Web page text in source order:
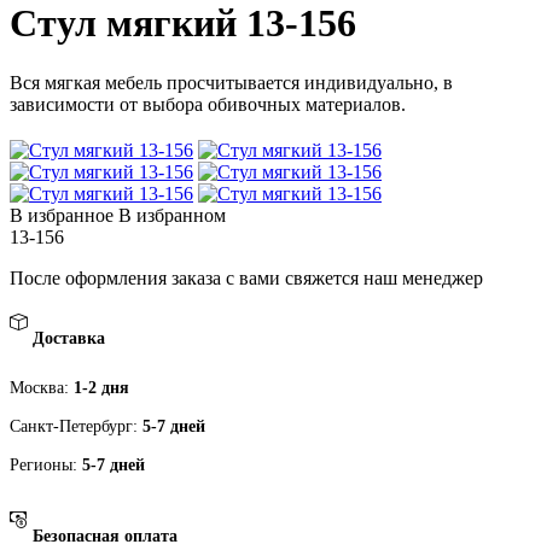
Стул мягкий 13-156
Вся мягкая мебель просчитывается индивидуально, в
зависимости от выбора обивочных материалов.
В избранное В избранном
13-156
После оформления заказа с вами свяжется наш менеджер
Доставка
Москва: 1-2 дня
Санкт-Петербург: 5-7 дней
Регионы: 5-7 дней
Безопасная оплата